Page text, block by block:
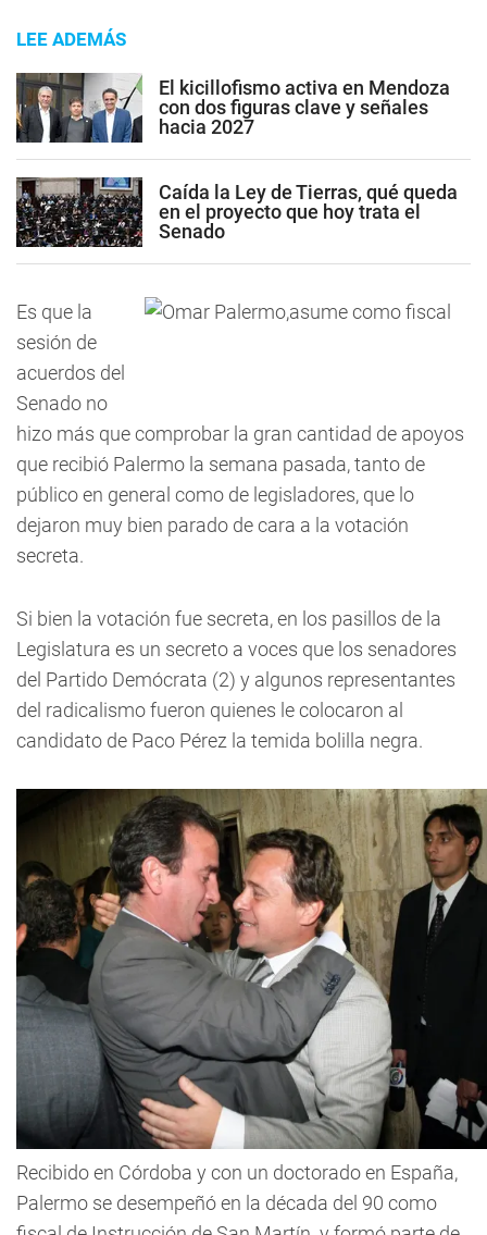
LEE ADEMÁS
El kicillofismo activa en Mendoza
con dos figuras clave y señales
hacia 2027
Caída la Ley de Tierras, qué queda
en el proyecto que hoy trata el
Senado
Es que la
sesión de
acuerdos del
Senado no
hizo más que comprobar la gran cantidad de apoyos
que recibió Palermo la semana pasada, tanto de
público en general como de legisladores, que lo
dejaron muy bien parado de cara a la votación
secreta.
Si bien la votación fue secreta, en los pasillos de la
Legislatura es un secreto a voces que los senadores
del Partido Demócrata (2) y algunos representantes
del radicalismo fueron quienes le colocaron al
candidato de Paco Pérez la temida bolilla negra.
Recibido en Córdoba y con un doctorado en España,
Palermo se desempeñó en la década del 90 como